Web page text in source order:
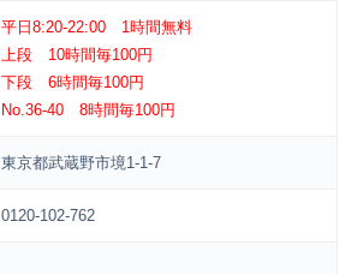
平日8:20-22:00 1時間無料
上段 10時間毎100円
下段 6時間毎100円
No.36-40 8時間毎100円
東京都武蔵野市境1-1-7
0120-102-762